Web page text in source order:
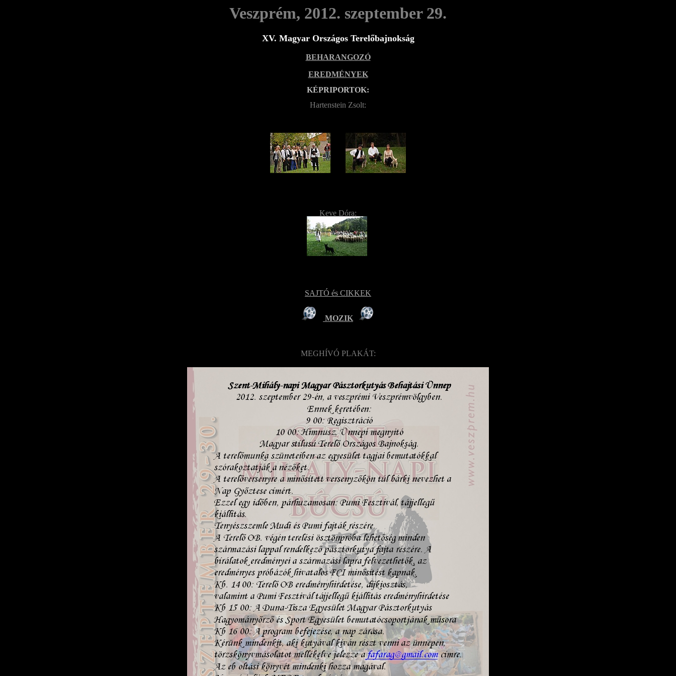
Veszprém, 2012. szeptember 29.
XV. Magyar Országos Terelőbajnokság
BEHARANGOZÓ
EREDMÉNYEK
KÉPRIPORTOK:
Hartenstein Zsolt:
Keve Dóra:
SAJTÓ és CIKKEK
MOZIK
MEGHÍVÓ PLAKÁT: